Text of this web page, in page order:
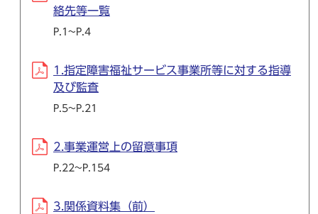
絡先等一覧
P.1~P.4
1.指定障害福祉サービス事業所等に対する指導
及び監査
P.5~P.21
2.事業運営上の留意事項
P.22~P.154
3.関係資料集（前）